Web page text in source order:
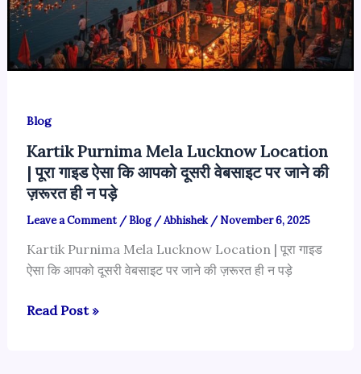
Blog
Kartik Purnima Mela Lucknow Location
| पूरा गाइड ऐसा कि आपको दूसरी वेबसाइट पर जाने की
ज़रूरत ही न पड़े
Leave a Comment /Blog/Abhishek /November 6, 2025
Kartik Purnima Mela Lucknow Location | पूरा गाइड
ऐसा कि आपको दूसरी वेबसाइट पर जाने की ज़रूरत ही न पड़े
Kartik
Read Post »